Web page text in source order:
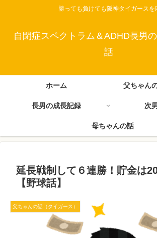
勝っても負けても阪神タイガースを
自閉症スペクトラム＆ADHD長男
話
ホーム 父ちゃん
長男の成長記録 次
母ちゃんの話
延長戦制して６連勝！貯金は
【野球話】
父ちゃんの話（タイガース）